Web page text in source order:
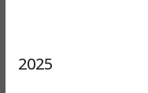
2025